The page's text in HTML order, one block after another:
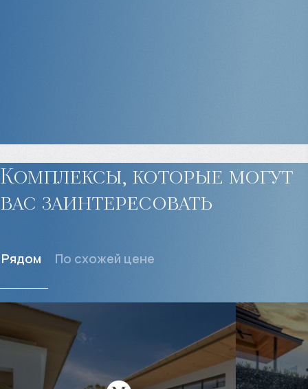
Комплексы, которые могут
вас заинтересовать
Рядом По схожей цене